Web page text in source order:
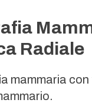
Radiale
mammaria